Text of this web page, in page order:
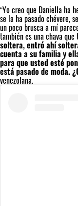
“Yo creo que Daniella ha
se la ha pasado chévere,
un poco brusca a mí
también es una chava
soltera, entró ahí
cuenta a su familia y
para que usted esté
está pasado de moda.
venezolana.